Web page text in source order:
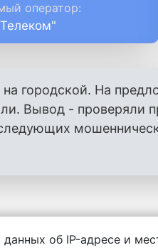
оператор:
на городской. На
Вывод - проверяли
комментариев, любой
об IP-адресе и